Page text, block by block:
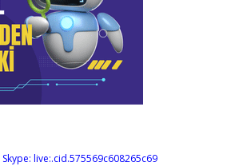
Skype: live:.cid.575569c608265c69